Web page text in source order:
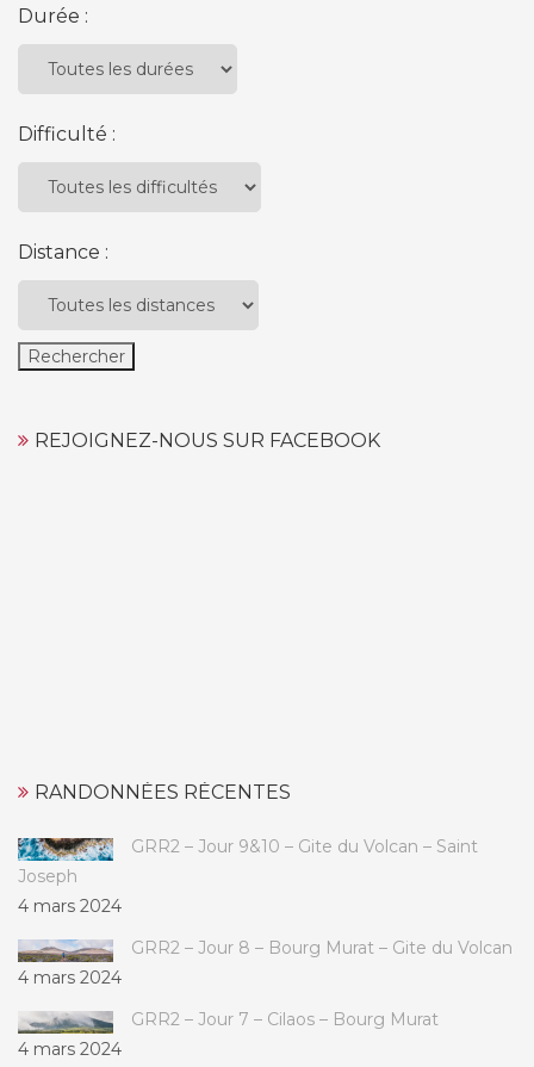
Durée :
Difficulté :
Distance :
REJOIGNEZ-NOUS SUR FACEBOOK
RANDONNÉES RÉCENTES
GRR2 – Jour 9&10 – Gite du Volcan – Saint
Joseph
4 mars 2024
GRR2 – Jour 8 – Bourg Murat – Gite du Volcan
4 mars 2024
GRR2 – Jour 7 – Cilaos – Bourg Murat
4 mars 2024